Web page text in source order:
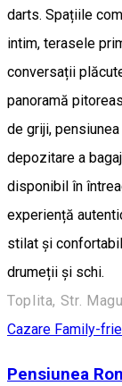
darts. Spațiile
intim, terasele
conversații
panoramă
de griji,
depozitare a
disponibil în
experiență
stilat și
drumeții și schi.
Toplita, Str.
Cazare Family-
Pensiunea